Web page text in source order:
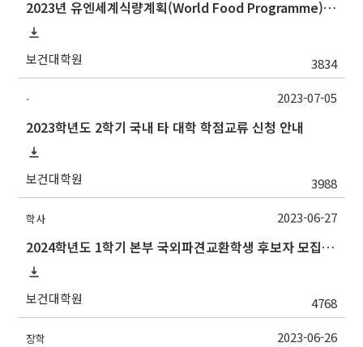
2023년 유엔세계식량계획(World Food Programme) 인턴십 프로그램 참가자 모집 안내
보건대학원 3834
-
2023학년도 2학기 국내 타 대학 학점교류 신청 안내
보건대학원 3988
2023-07-05
학사
2024학년도 1학기 본부 국외파견교환학생 후보자 모집 안내
보건대학원 4768
2023-06-27
장학 2023-06-26